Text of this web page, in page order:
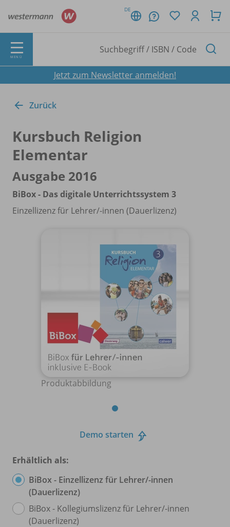
DE
MENÜ
Jetzt zum Newsletter anmelden!
Zurück
Kursbuch Religion
Elementar
Ausgabe 2016
BiBox - Das digitale Unterrichtssystem 3
Einzellizenz für Lehrer/-innen (Dauerlizenz)
Produktabbildung
Demo starten
Erhältlich als:
BiBox - Einzellizenz für Lehrer/-innen
(Dauerlizenz)
BiBox - Kollegiumslizenz für Lehrer/-innen
(Dauerlizenz)